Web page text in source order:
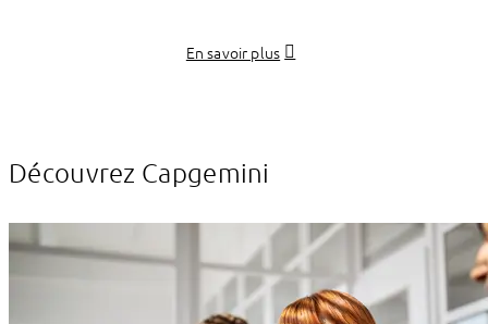
En savoir plus
Découvrez Capgemini